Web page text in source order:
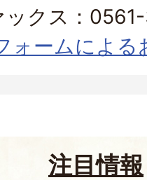
ックス：
ォームによる
注目情報